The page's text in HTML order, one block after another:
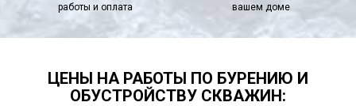
работы и оплата
вашем доме
ЦЕНЫ НА РАБОТЫ ПО БУРЕНИЮ И
ОБУСТРОЙСТВУ СКВАЖИН: